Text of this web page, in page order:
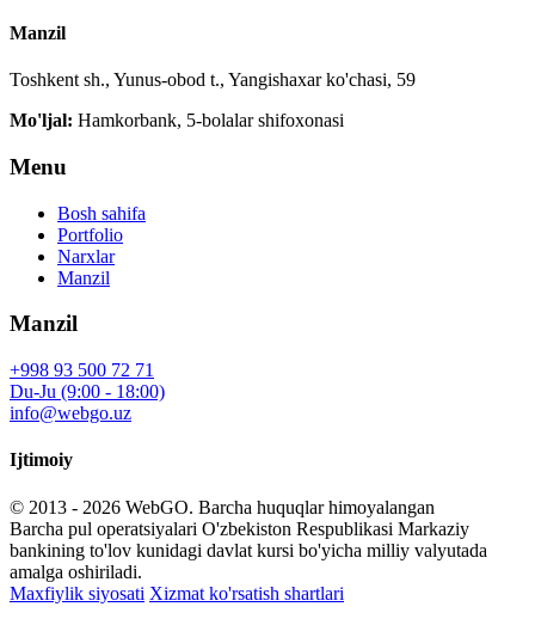
Manzil
Toshkent sh., Yunus-obod t., Yangishaxar ko'chasi, 59
Mo'ljal: Hamkorbank, 5-bolalar shifoxonasi
Menu
Bosh sahifa
Portfolio
Narxlar
Manzil
Manzil
+998 93 500 72 71
Du-Ju (9:00 - 18:00)
info@webgo.uz
Ijtimoiy
© 2013 - 2026 WebGO. Barcha huquqlar himoyalangan
Barcha pul operatsiyalari O'zbekiston Respublikasi Markaziy
bankining to'lov kunidagi davlat kursi bo'yicha milliy valyutada
amalga oshiriladi.
Maxfiylik siyosati Xizmat ko'rsatish shartlari